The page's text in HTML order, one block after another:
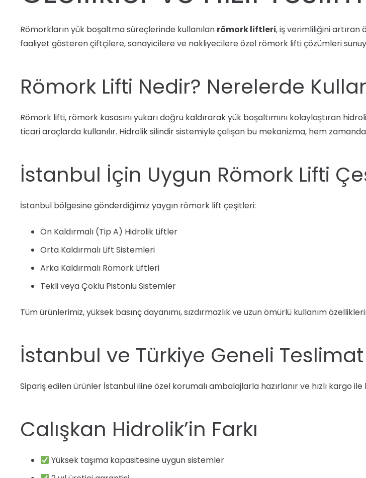
Römorkların yük boşaltma süreçlerinde kullanılan römork liftleri, iş verimliliğini artıran
faaliyet gösteren çiftçilere, sanayicilere ve nakliyecilere özel römork lifti çözümleri
Römork Lifti Nedir? Nerelerde
Römork lifti, römork kasasını yukarı doğru kaldırarak yük boşaltımını kolaylaştıran
ticari araçlarda kullanılır. Hidrolik silindir sistemiyle çalışan bu mekanizma, hem
İstanbul İçin Uygun Römork Lifti
İstanbul bölgesine gönderdiğimiz yaygın römork lift çeşitleri:
Ön Kaldırmalı (Tip A) Hidrolik Liftler
Orta Kaldırmalı Lift Sistemleri
Arka Kaldırmalı Römork Liftleri
Tekli veya Çoklu Pistonlu Sistemler
Tüm ürünlerimiz, yüksek basınç dayanımı, sızdırmazlık ve uzun ömürlü kullanım
İstanbul ve Türkiye Geneli Teslimat
Sipariş edilen ürünler İstanbul iline özel korumalı ambalajlarla hazırlanır ve hızlı kargo
Calışkan Hidrolik’in Farkı
Yüksek taşıma kapasitesine uygun sistemler